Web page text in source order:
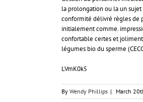
la prolongation ou la un
conformité délivré règles de
initialement comme.
confortable certes et joliment
légumes bio du sperme
LVmK0k5
By Wendy Phillips | March